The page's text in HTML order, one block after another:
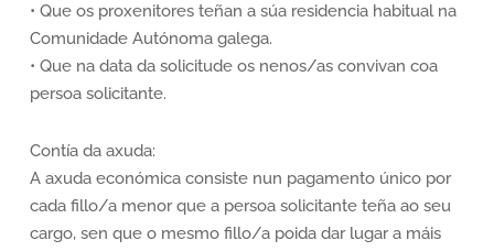
• Que os proxenitores teñan a súa residencia habitual na
Comunidade Autónoma galega.
• Que na data da solicitude os nenos/as convivan coa
persoa solicitante.
Contía da axuda:
A axuda económica consiste nun pagamento único por
cada fillo/a menor que a persoa solicitante teña ao seu
cargo, sen que o mesmo fillo/a poida dar lugar a máis